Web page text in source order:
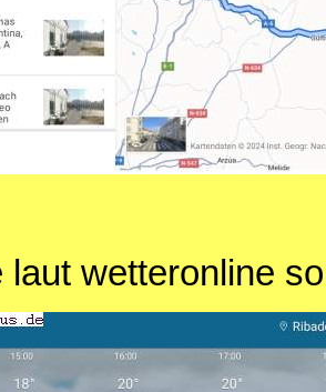
laut wetteronline